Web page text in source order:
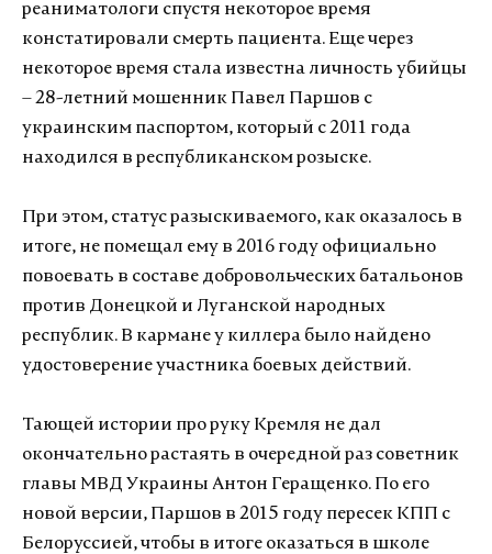
реаниматологи спустя некоторое время
констатировали смерть пациента. Еще через
некоторое время стала известна личность убийцы
– 28-летний мошенник Павел Паршов с
украинским паспортом, который с 2011 года
находился в республиканском розыске.
При этом, статус разыскиваемого, как оказалось в
итоге, не помещал ему в 2016 году официально
повоевать в составе добровольческих батальонов
против Донецкой и Луганской народных
республик. В кармане у киллера было найдено
удостоверение участника боевых действий.
Тающей истории про руку Кремля не дал
окончательно растаять в очередной раз советник
главы МВД Украины Антон Геращенко. По его
новой версии, Паршов в 2015 году пересек КПП с
Белоруссией, чтобы в итоге оказаться в школе